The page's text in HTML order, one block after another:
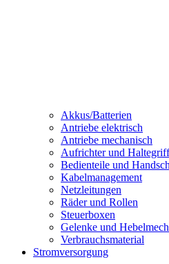
Akkus/Batterien
Antriebe elektrisch
Antriebe mechanisch
Aufrichter und
Bedienteile und
Kabelmanagement
Netzleitungen
Räder und Rollen
Steuerboxen
Gelenke und
Verbrauchsmaterial
Stromversorgung